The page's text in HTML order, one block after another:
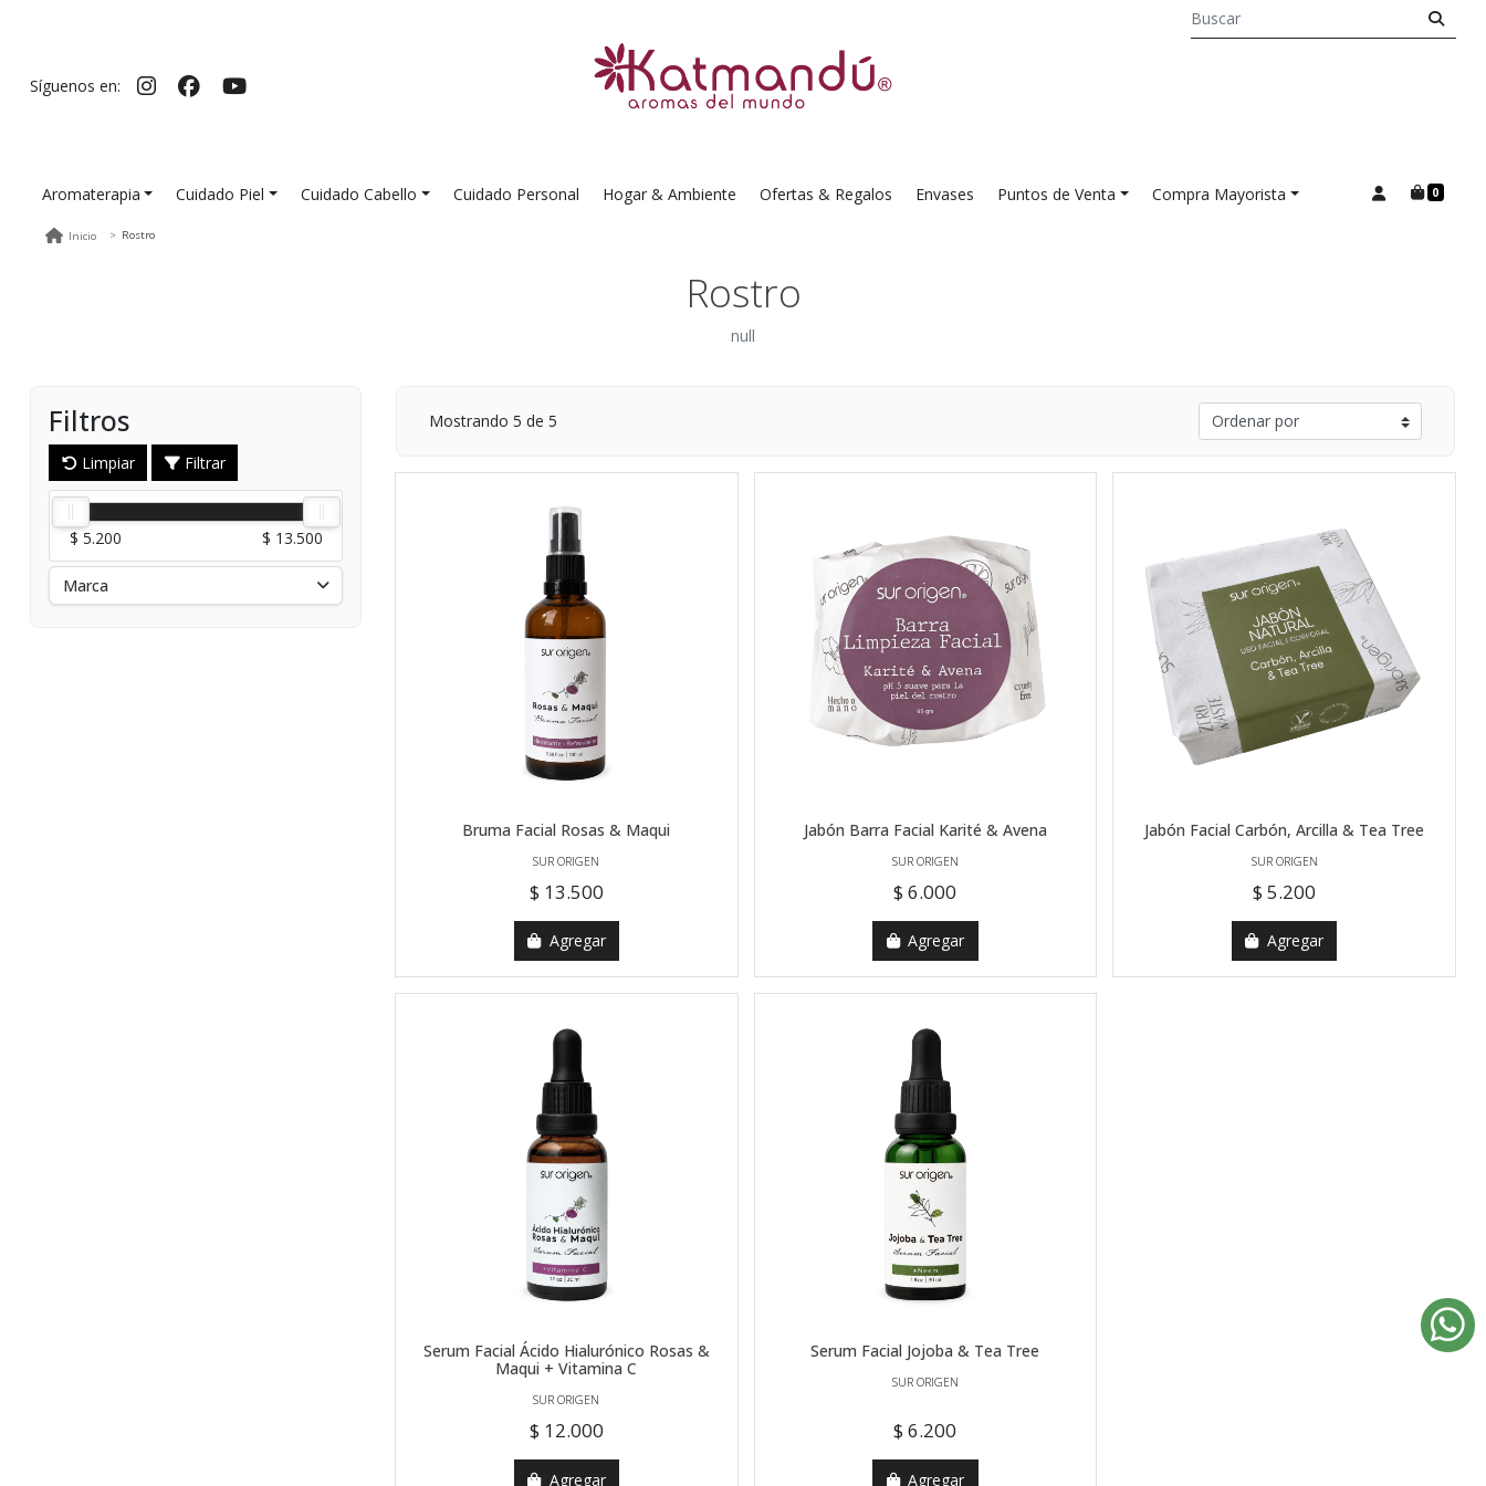
Síguenos en:
Aromaterapia Cuidado Piel Cuidado Cabello Cuidado Personal Hogar & Ambiente Ofertas & Regalos Envases Puntos de Venta Compra Mayorista 0
Inicio Rostro
Rostro
null
Filtros
Limpiar Filtrar
$ 5.200 $ 13.500
Marca
Mostrando 5 de 5
Bruma Facial Rosas & Maqui
SUR ORIGEN
$ 13.500
Agregar
Jabón Barra Facial Karité & Avena
SUR ORIGEN
$ 6.000
Agregar
Jabón Facial Carbón, Arcilla & Tea Tree
SUR ORIGEN
$ 5.200
Agregar
Serum Facial Ácido Hialurónico Rosas &
Maqui + Vitamina C
SUR ORIGEN
$ 12.000
Agregar
Serum Facial Jojoba & Tea Tree
SUR ORIGEN
$ 6.200
Agregar